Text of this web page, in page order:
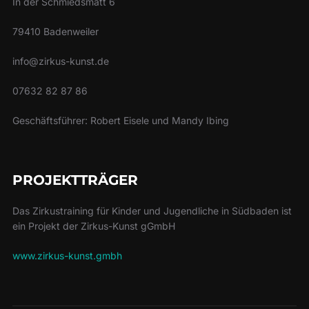
79410 Badenweiler
info@zirkus-kunst.de
07632 82 87 86
Geschäftsführer: Robert Eisele und Mandy Ibing
PROJEKTTRÄGER
Das Zirkustraining für Kinder und Jugendliche in Südbaden ist
ein Projekt der Zirkus-Kunst gGmbH
www.zirkus-kunst.gmbh